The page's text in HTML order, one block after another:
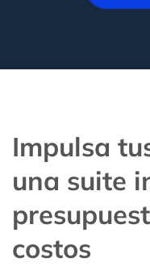
Impulsa
una suite
costos